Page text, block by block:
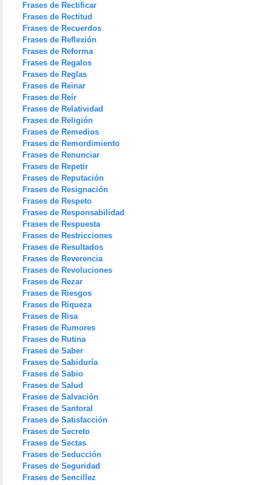
Frases de Rectificar
Frases de Rectitud
Frases de Recuerdos
Frases de Reflexión
Frases de Reforma
Frases de Regalos
Frases de Reglas
Frases de Reinar
Frases de Reír
Frases de Relatividad
Frases de Religión
Frases de Remedios
Frases de Remordimiento
Frases de Renunciar
Frases de Repetir
Frases de Reputación
Frases de Resignación
Frases de Respeto
Frases de Responsabilidad
Frases de Respuesta
Frases de Restricciones
Frases de Resultados
Frases de Reverencia
Frases de Revoluciones
Frases de Rezar
Frases de Riesgos
Frases de Riqueza
Frases de Risa
Frases de Rumores
Frases de Rutina
Frases de Saber
Frases de Sabiduría
Frases de Sabio
Frases de Salud
Frases de Salvación
Frases de Santoral
Frases de Satisfacción
Frases de Secreto
Frases de Sectas
Frases de Seducción
Frases de Seguridad
Frases de Sencillez